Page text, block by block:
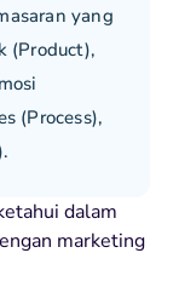
yang
(Product),
(Process),
dalam
marketing